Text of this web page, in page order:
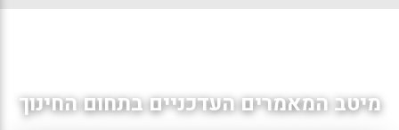
מיטב המאמרים העדכניים בתחום החינוך